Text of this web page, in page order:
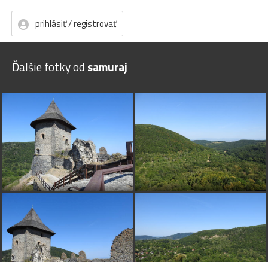
prihlásiť / registrovať
Ďalšie fotky od samuraj